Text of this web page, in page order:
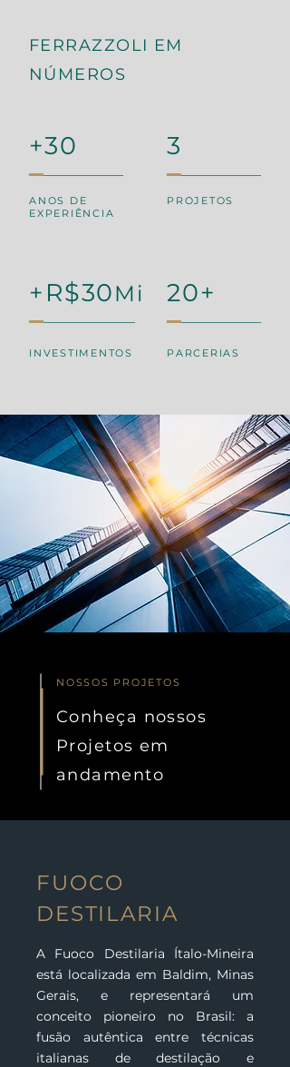
FERRAZZOLI EM
NÚMEROS
+30
ANOS DE
EXPERIÊNCIA
3
PROJETOS
+R$30Mi
INVESTIMENTOS
20+
PARCERIAS
NOSSOS PROJETOS
Conheça nossos
Projetos em
andamento
FUOCO
DESTILARIA
A Fuoco Destilaria Ítalo-Mineira
está localizada em Baldim, Minas
Gerais, e representará um
conceito pioneiro no Brasil: a
fusão autêntica entre técnicas
italianas de destilação e